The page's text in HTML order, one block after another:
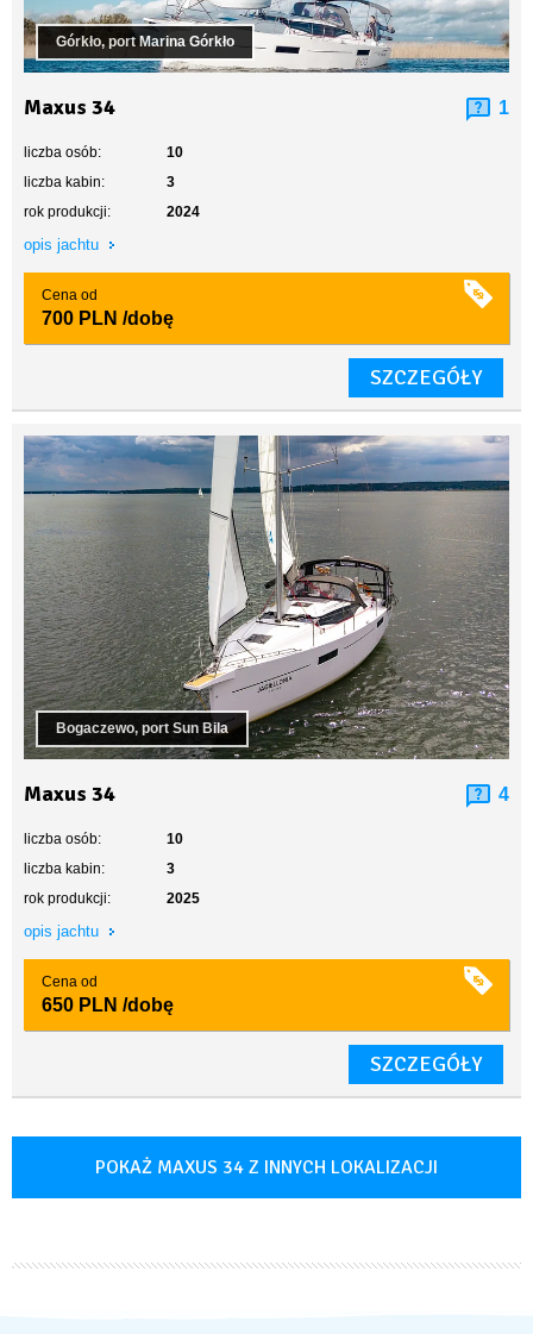
Górkło, port Marina Górkło
Maxus 34 1
liczba osób:
10
liczba kabin:
3
rok produkcji:
2024
opis jachtu
Cena od
700 PLN /dobę
SZCZEGÓŁY
Bogaczewo, port Sun Bila
Maxus 34 4
liczba osób:
10
liczba kabin:
3
rok produkcji:
2025
opis jachtu
Cena od
650 PLN /dobę
SZCZEGÓŁY
POKAŻ MAXUS 34 Z INNYCH LOKALIZACJI